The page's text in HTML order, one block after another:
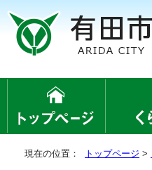
現在の位置： トップページ >